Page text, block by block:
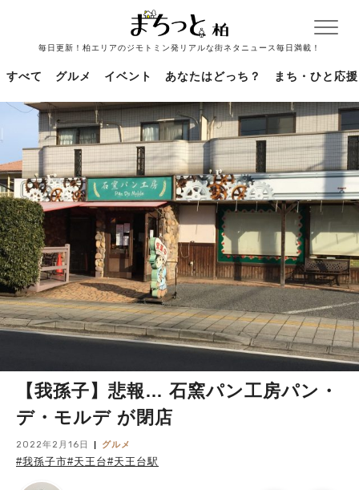
毎日更新！柏エリアのジモトミン発リアルな街ネタニュース毎日満載！
すべて グルメ イベント あなたはどっち？ まち・ひと応援
【我孫子】悲報… 石窯パン工房パン・
デ・モルデ が閉店
2022年2月16日 グルメ
#我孫子市#天王台#天王台駅